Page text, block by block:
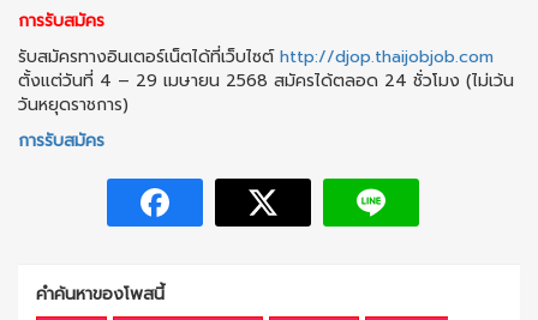
การรับสมัคร
รับสมัครทางอินเตอร์เน็ตได้ที่เว็บไซต์http://djop.thaijobjob.com
ตั้งแต่วันที่ 4 – 29 เมษายน 2568 สมัครได้ตลอด 24 ชั่วโมง (ไม่เว้น
วันหยุดราชการ)
การรับสมัคร
คำค้นหาของโพสนี้